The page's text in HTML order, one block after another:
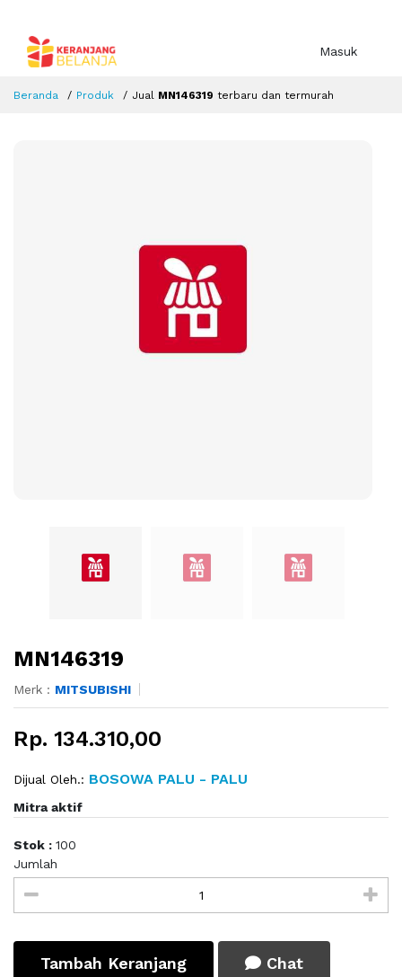
Masuk
Beranda Produk Jual MN146319 terbaru dan termurah
MN146319
Merk : MITSUBISHI
Rp. 134.310,00
Dijual Oleh.: BOSOWA PALU - PALU
Mitra aktif
Stok : 100
Jumlah
Tambah Keranjang Chat